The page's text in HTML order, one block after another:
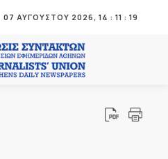
07 ΑΥΓΟΥΣΤΟΥ 2026, 14 : 11 : 20